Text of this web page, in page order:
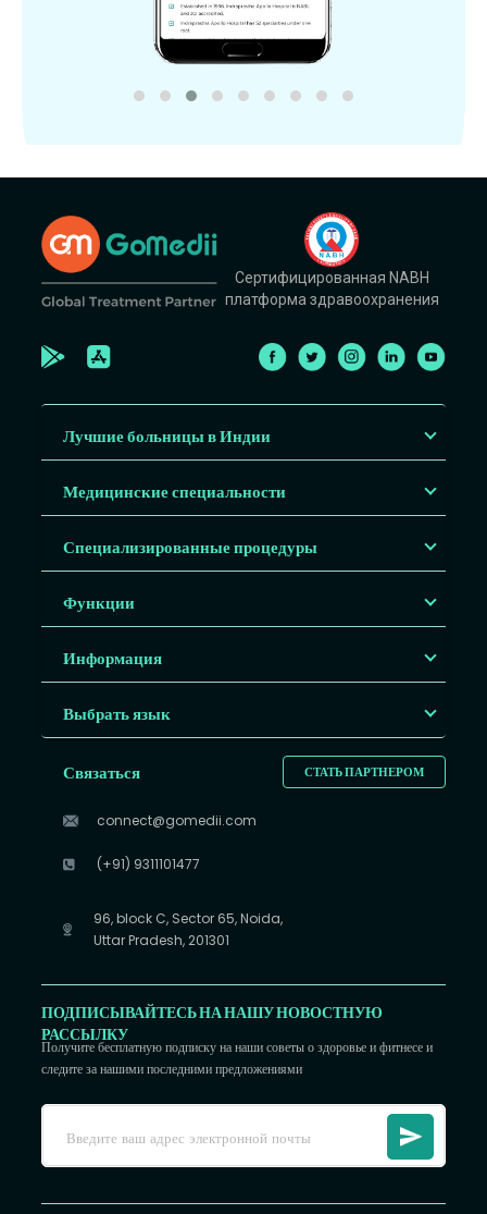
Сертифицированная NABH
платформа здравоохранения
Лучшие больницы в Индии
Медицинские специальности
Специализированные процедуры
Функции
Информация
Выбрать язык
СТАТЬ ПАРТНЕРОМ
Связаться
connect@gomedii.com
(+91) 9311101477
96, block C, Sector 65, Noida,
Uttar Pradesh, 201301
ПОДПИСЫВАЙТЕСЬ НА НАШУ НОВОСТНУЮ
РАССЫЛКУ
Получите бесплатную подписку на наши советы о здоровье и фитнесе и
следите за нашими последними предложениями